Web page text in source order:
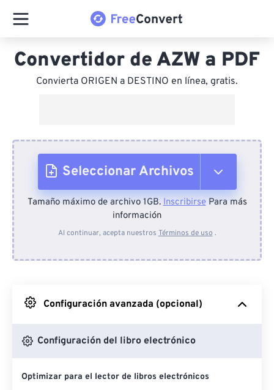
Convertidor de AZW a PDF
Convierta ORIGEN a DESTINO en línea, gratis.
Seleccionar Archivos
Desde el dispositivo
Desde Google Drive
Desde OneDrive
Desde URL
Tamaño máximo de archivo 1GB.InscribirsePara más
información
Al continuar, acepta nuestros Términos de uso .
Configuración avanzada (opcional)
Configuración del libro electrónico
Optimizar para el lector de libros electrónicos